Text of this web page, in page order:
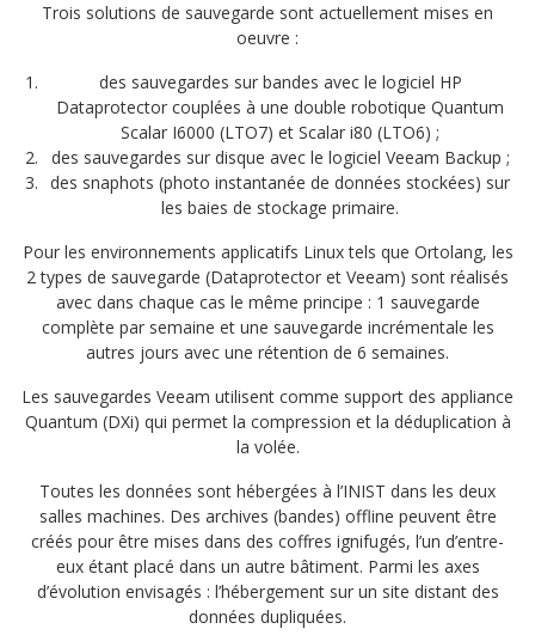
Trois solutions de sauvegarde sont actuellement mises en
oeuvre :
des sauvegardes sur bandes avec le logiciel HP
Dataprotector couplées à une double robotique Quantum
Scalar I6000 (LTO7) et Scalar i80 (LTO6) ;
des sauvegardes sur disque avec le logiciel Veeam Backup ;
des snaphots (photo instantanée de données stockées) sur
les baies de stockage primaire.
Pour les environnements applicatifs Linux tels que Ortolang, les
2 types de sauvegarde (Dataprotector et Veeam) sont réalisés
avec dans chaque cas le même principe : 1 sauvegarde
complète par semaine et une sauvegarde incrémentale les
autres jours avec une rétention de 6 semaines.
Les sauvegardes Veeam utilisent comme support des appliance
Quantum (DXi) qui permet la compression et la déduplication à
la volée.
Toutes les données sont hébergées à l’INIST dans les deux
salles machines. Des archives (bandes) offline peuvent être
créés pour être mises dans des coffres ignifugés, l’un d’entre-
eux étant placé dans un autre bâtiment. Parmi les axes
d’évolution envisagés : l’hébergement sur un site distant des
données dupliquées.